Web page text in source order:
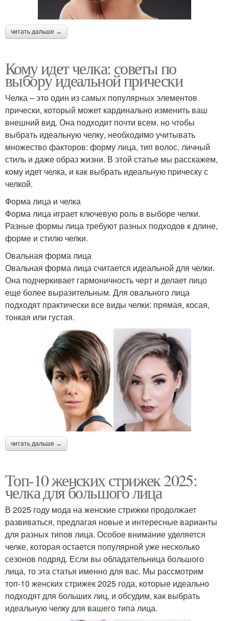
читать дальше →
Кому идет челка: советы по
выбору идеальной прически
Челка – это один из самых популярных элементов
прически, который может кардинально изменить ваш
внешний вид. Она подходит почти всем, но чтобы
выбрать идеальную челку, необходимо учитывать
множество факторов: форму лица, тип волос, личный
стиль и даже образ жизни. В этой статье мы расскажем,
кому идет челка, и как выбрать идеальную прическу с
челкой.
Форма лица и челка
Форма лица играет ключевую роль в выборе челки.
Разные формы лица требуют разных подходов к длине,
форме и стилю челки.
Овальная форма лица
Овальная форма лица считается идеальной для челки.
Она подчеркивает гармоничность черт и делает лицо
еще более выразительным. Для овального лица
подходят практически все виды челки: прямая, косая,
тонкая или густая.
читать дальше →
Топ-10 женских стрижек 2025:
челка для большого лица
В 2025 году мода на женские стрижки продолжает
развиваться, предлагая новые и интересные варианты
для разных типов лица. Особое внимание уделяется
челке, которая остается популярной уже несколько
сезонов подряд. Если вы обладательница большого
лица, то эта статья именно для вас. Мы рассмотрим
топ-10 женских стрижек 2025 года, которые идеально
подходят для больших лиц, и обсудим, как выбрать
идеальную челку для вашего типа лица.